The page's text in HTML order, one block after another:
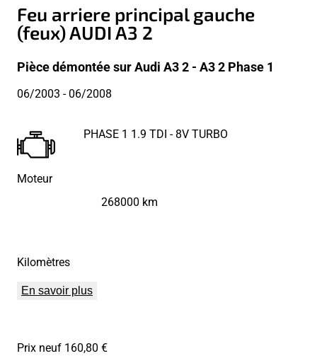
Feu arriere principal gauche
(feux) AUDI A3 2
Pièce démontée sur Audi A3 2 - A3 2 Phase 1
06/2003 - 06/2008
Moteur
PHASE 1 1.9 TDI - 8V TURBO
Kilomètres
268000 km
En savoir plus
Prix neuf 160,80 €